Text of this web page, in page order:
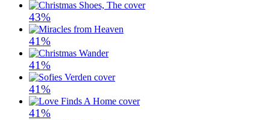
43%
41%
41%
41%
41%